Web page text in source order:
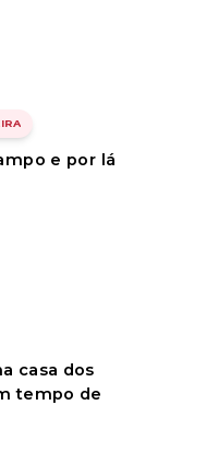
e por lá
casa dos
tempo de